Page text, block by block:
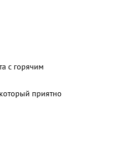
с горячим
приятно